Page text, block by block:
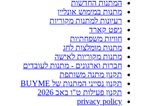
המתנות החדשות
מתנות במימוש אונליין
רעיונות למתנות מקוריות
גיפט קארד
חוויות משפחתיות
מתנות מומלצות לחג
מתנות מקוריות לאישה
חברות וארגונים - מתנות לעובדים
תקנון מתנה משותפת
תקנון נסייני המתנות של BUYME
תקנון פעילות ט"ו באב 2026
privacy policy